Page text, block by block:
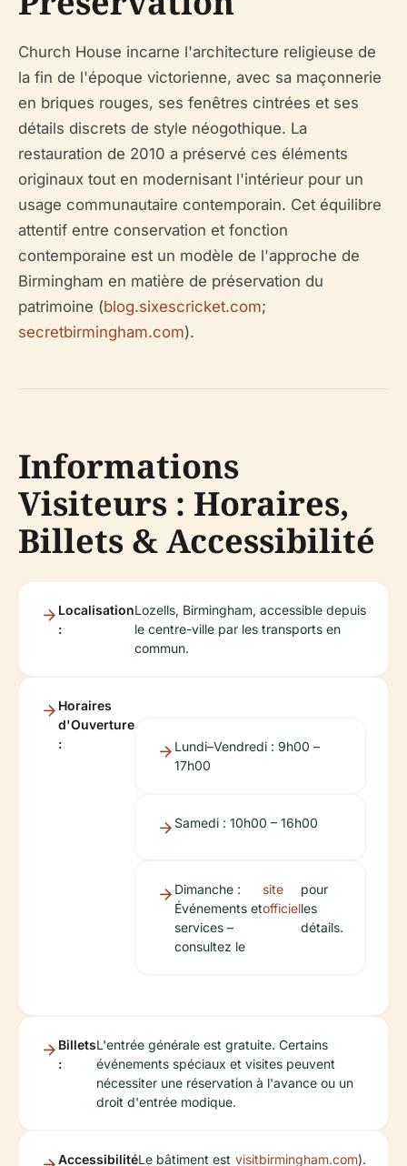
Church House incarne l'architecture religieuse de
la fin de l'époque victorienne, avec sa maçonnerie
en briques rouges, ses fenêtres cintrées et ses
détails discrets de style néogothique. La
restauration de 2010 a préservé ces éléments
originaux tout en modernisant l'intérieur pour un
usage communautaire contemporain. Cet équilibre
attentif entre conservation et fonction
contemporaine est un modèle de l'approche de
Birmingham en matière de préservation du
patrimoine (blog.sixescricket.com;
secretbirmingham.com).
Informations
Visiteurs : Horaires,
Billets & Accessibilité
Localisation
:
Lozells, Birmingham, accessible depuis
le centre-ville par les transports en
commun.
Horaires
d'Ouverture
:
Lundi–Vendredi : 9h00 –
17h00
Samedi : 10h00 – 16h00
Dimanche :
Événements et
services –
consultez le
site
officiel
pour
les
détails.
Billets
:
L'entrée générale est gratuite. Certains
événements spéciaux et visites peuvent
nécessiter une réservation à l'avance ou un
droit d'entrée modique.
AccessibilitéLe bâtiment est visitbirmingham.com).